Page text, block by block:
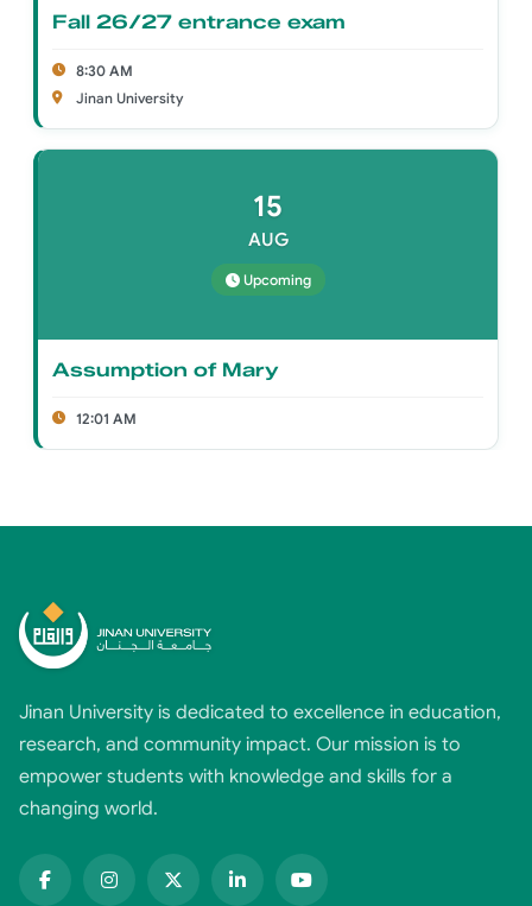
Fall 26/27 entrance exam
8:30 AM
Jinan University
15
AUG
Upcoming
Assumption of Mary
12:01 AM
Jinan University is dedicated to excellence in education,
research, and community impact. Our mission is to
empower students with knowledge and skills for a
changing world.